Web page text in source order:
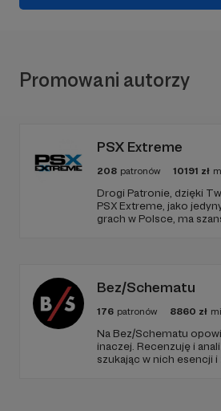
Promowani autorzy
PSX Extreme
208 patronów 10191 zł
Drogi Patronie, dzięki
PSX Extreme, jako
grach w Polsce, ma
Bez/Schematu
176 patronów 8860 zł
Na Bez/Schematu
inaczej. Recenzuję i
szukając w nich esencji i